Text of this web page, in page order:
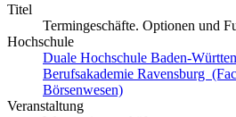
Titel
Termingeschäfte. Optionen und
Hochschule
Duale Hochschule Baden-
Berufsakademie Ravensburg
Börsenwesen)
Veranstaltung